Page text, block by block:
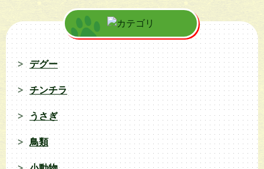
デグー
チンチラ
うさぎ
鳥類